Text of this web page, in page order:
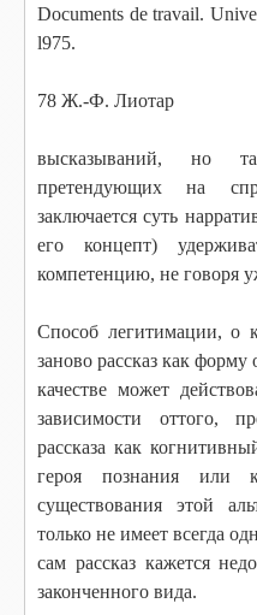
Documents de travail.
l975.
78 Ж.-Ф. Лиотар
высказываний, но
претендующих на
заключается суть
его концепт)
компетенцию, не говоря
Способ легитимации, о
заново рассказ как
качестве может
зависимости оттого,
рассказа как
героя познания или
существования этой
только не имеет всегда
сам рассказ кажется
законченного вида.